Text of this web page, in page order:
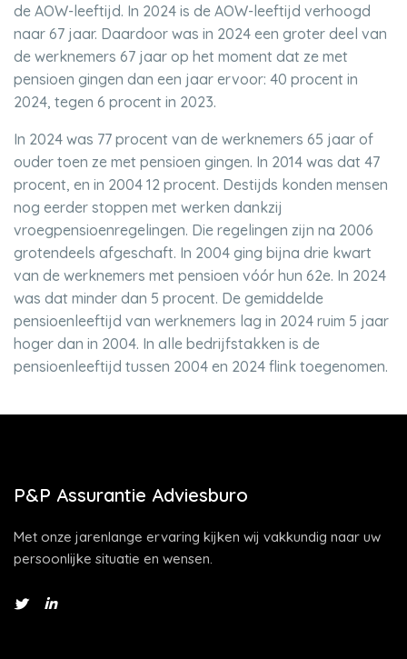
de AOW-leeftijd. In 2024 is de AOW-leeftijd verhoogd
naar 67 jaar. Daardoor was in 2024 een groter deel van
de werknemers 67 jaar op het moment dat ze met
pensioen gingen dan een jaar ervoor: 40 procent in
2024, tegen 6 procent in 2023.
In 2024 was 77 procent van de werknemers 65 jaar of
ouder toen ze met pensioen gingen. In 2014 was dat 47
procent, en in 2004 12 procent. Destijds konden mensen
nog eerder stoppen met werken dankzij
vroegpensioenregelingen. Die regelingen zijn na 2006
grotendeels afgeschaft. In 2004 ging bijna drie kwart
van de werknemers met pensioen vóór hun 62e. In 2024
was dat minder dan 5 procent. De gemiddelde
pensioenleeftijd van werknemers lag in 2024 ruim 5 jaar
hoger dan in 2004. In alle bedrijfstakken is de
pensioenleeftijd tussen 2004 en 2024 flink toegenomen.
P&P Assurantie Adviesburo
Met onze jarenlange ervaring kijken wij vakkundig naar uw
persoonlijke situatie en wensen.